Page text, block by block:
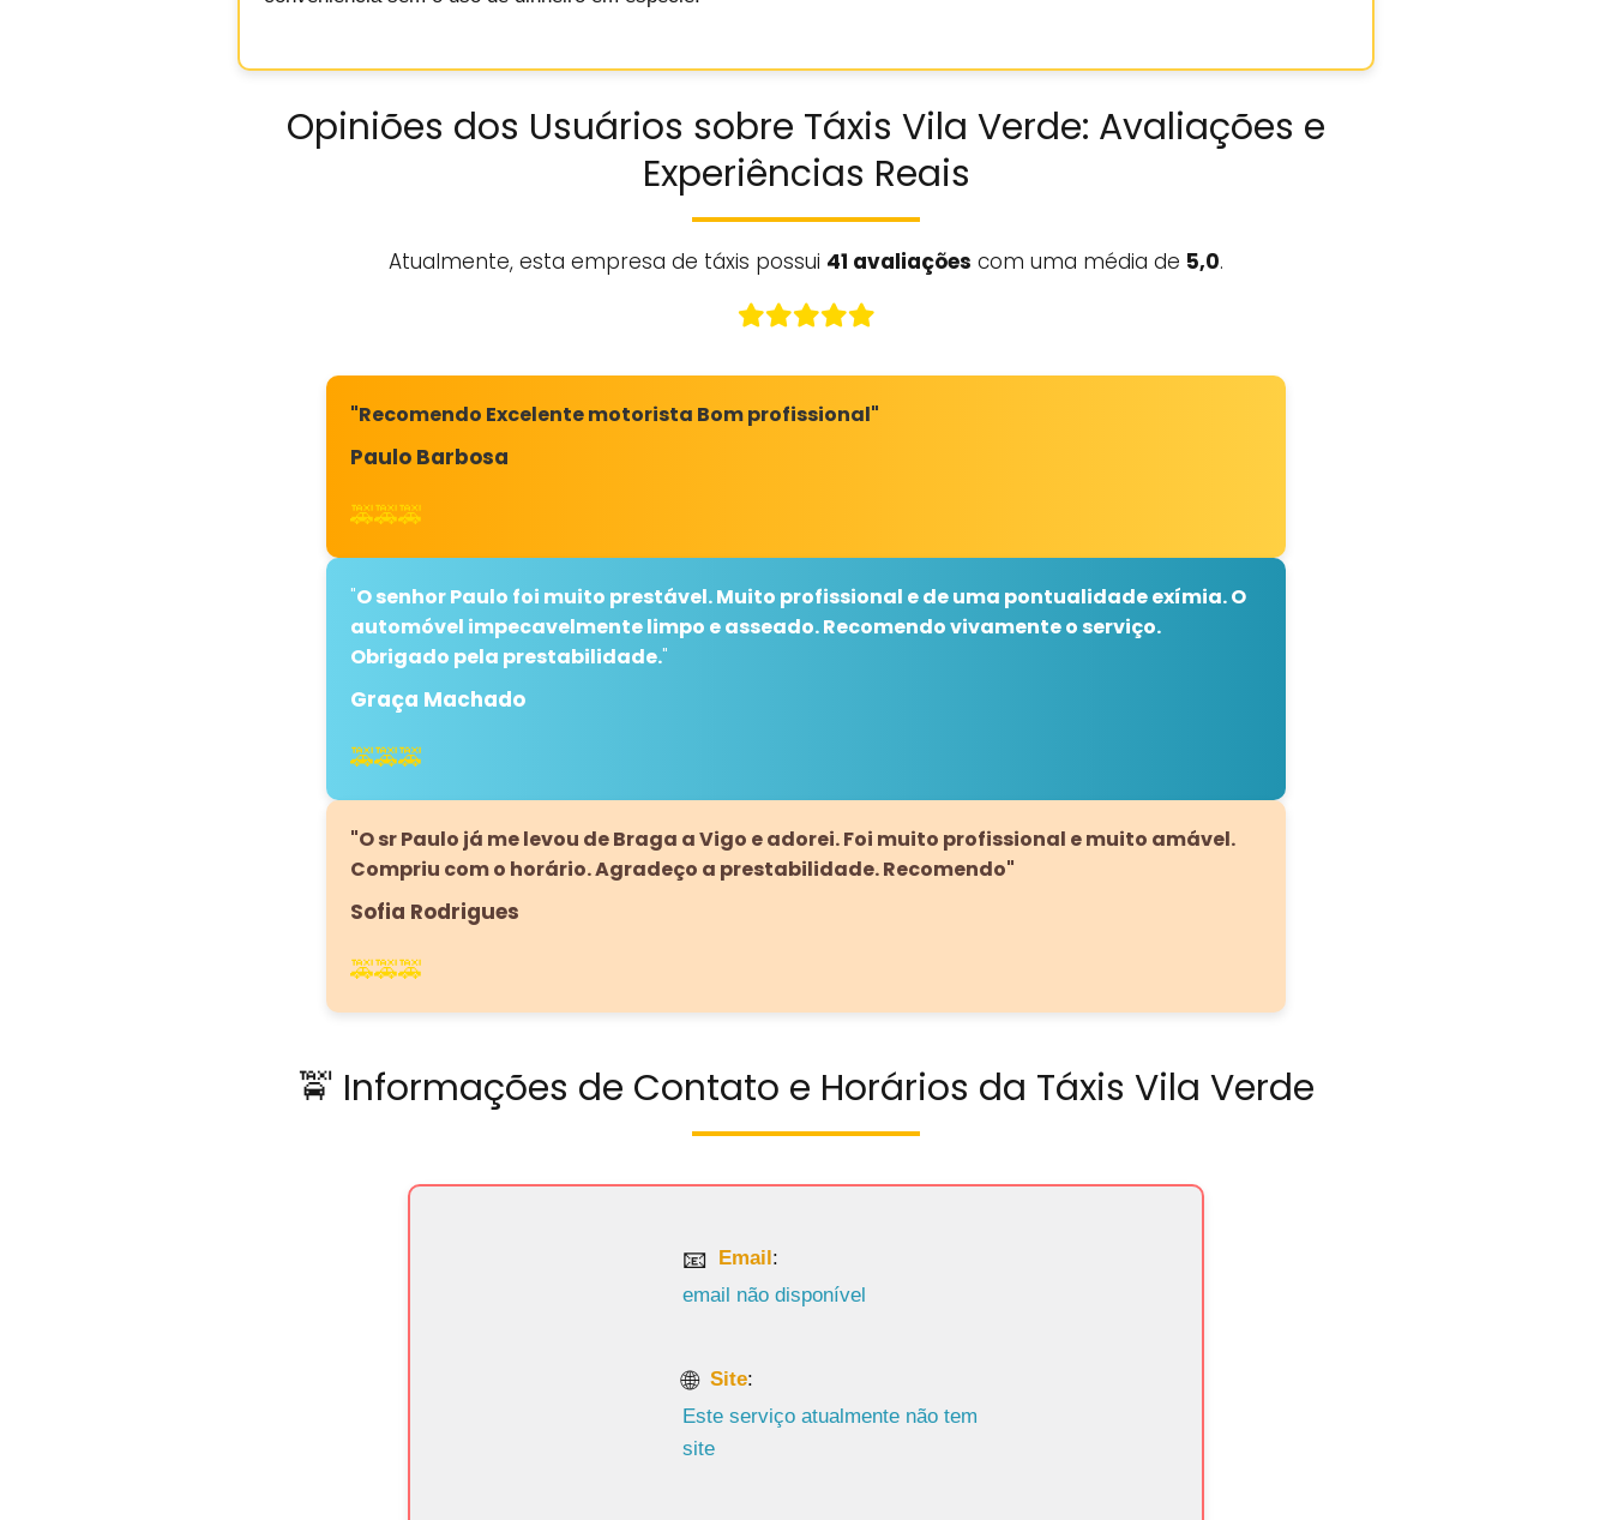
Opiniões dos Usuários sobre Táxis Vila Verde: Avaliações e
Experiências Reais
Atualmente, esta empresa de táxis possui 41 avaliações com uma média de 5,0.
"Recomendo Excelente motorista Bom profissional"
Paulo Barbosa
🚕🚕🚕
"O senhor Paulo foi muito prestável. Muito profissional e de uma pontualidade exímia. O
automóvel impecavelmente limpo e asseado. Recomendo vivamente o serviço.
Obrigado pela prestabilidade."
Graça Machado
🚕🚕🚕
"O sr Paulo já me levou de Braga a Vigo e adorei. Foi muito profissional e muito amável.
Compriu com o horário. Agradeço a prestabilidade. Recomendo"
Sofia Rodrigues
🚕🚕🚕
🚖 Informações de Contato e Horários da Táxis Vila Verde
Email :
email não disponível
Site:
Este serviço atualmente não tem
site